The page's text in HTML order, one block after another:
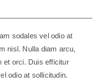
sodales vel odio at
nisl. Nulla diam arcu,
et orci. Duis efficitur
odio at sollicitudin.